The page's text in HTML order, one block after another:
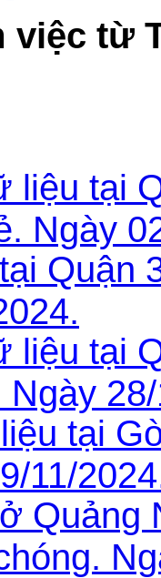
việc từ
liệu tại
Ngày
Quận
liệu tại
tại
11/
Quảng